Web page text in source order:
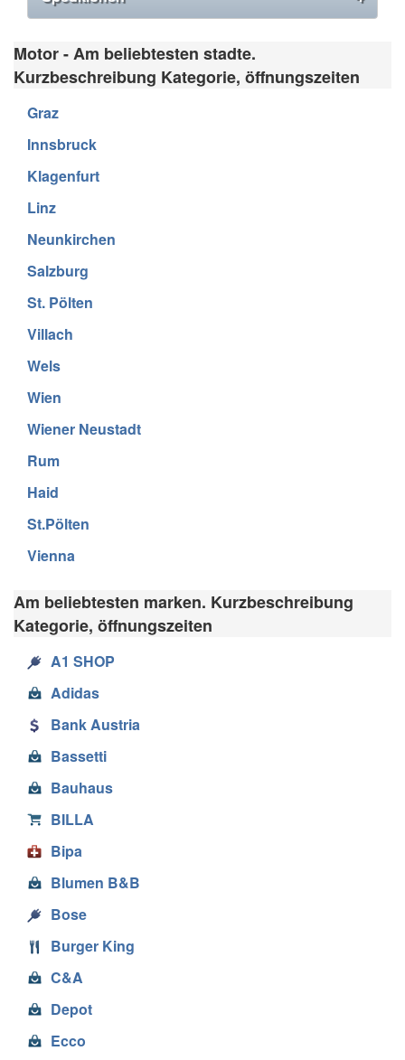
Motor - Am beliebtesten stadte.
Kurzbeschreibung Kategorie, öffnungszeiten
Graz
Innsbruck
Klagenfurt
Linz
Neunkirchen
Salzburg
St. Pölten
Villach
Wels
Wien
Wiener Neustadt
Rum
Haid
St.Pölten
Vienna
Am beliebtesten marken. Kurzbeschreibung
Kategorie, öffnungszeiten
A1 SHOP
Adidas
Bank Austria
Bassetti
Bauhaus
BILLA
Bipa
Blumen B&B
Bose
Burger King
C&A
Depot
Ecco